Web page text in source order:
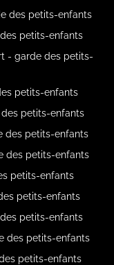
des petits-enfants
petits-enfants
- garde des petits-
petits-enfants
petits-enfants
des petits-enfants
des petits-enfants
petits-enfants
petits-enfants
petits-enfants
des petits-enfants
petits-enfants